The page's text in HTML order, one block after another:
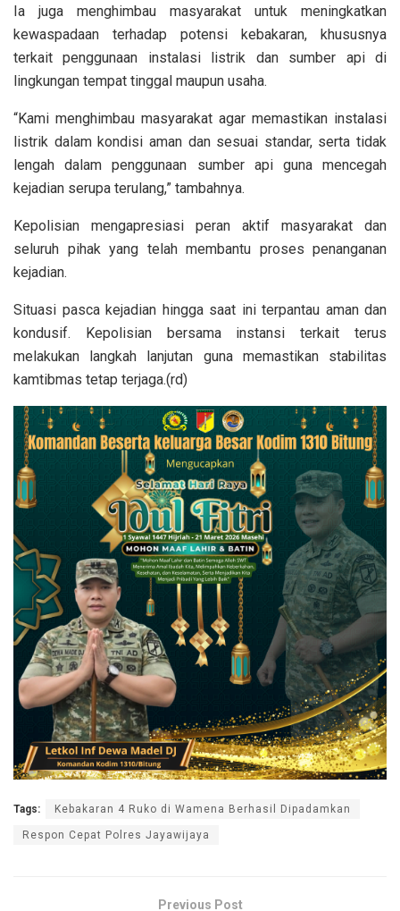
Ia juga menghimbau masyarakat untuk meningkatkan
kewaspadaan terhadap potensi kebakaran, khususnya
terkait penggunaan instalasi listrik dan sumber api di
lingkungan tempat tinggal maupun usaha.
“Kami menghimbau masyarakat agar memastikan instalasi
listrik dalam kondisi aman dan sesuai standar, serta tidak
lengah dalam penggunaan sumber api guna mencegah
kejadian serupa terulang,” tambahnya.
Kepolisian mengapresiasi peran aktif masyarakat dan
seluruh pihak yang telah membantu proses penanganan
kejadian.
Situasi pasca kejadian hingga saat ini terpantau aman dan
kondusif. Kepolisian bersama instansi terkait terus
melakukan langkah lanjutan guna memastikan stabilitas
kamtibmas tetap terjaga.(rd)
Tags: Kebakaran 4 Ruko di Wamena Berhasil Dipadamkan
Respon Cepat Polres Jayawijaya
Previous Post